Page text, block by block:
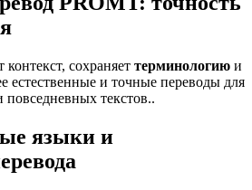
контекст, сохраняет терминологию и
естественные и точные переводы для
повседневных текстов..
языки и